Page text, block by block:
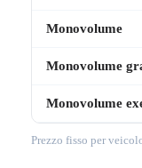
Monovolume
Monovolume
Monovolume
Prezzo fisso per